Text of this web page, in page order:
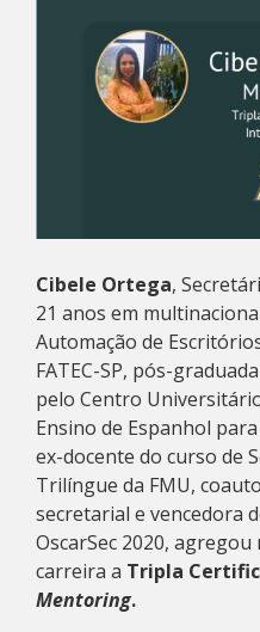
Cibele Ortega,
21 anos em
Automação de
FATEC-SP, pós-
pelo Centro
Ensino de Espanhol
ex-docente do curso de
Trilíngue da FMU,
secretarial e vencedora
OscarSec 2020,
carreira a Tripla
Mentoring.